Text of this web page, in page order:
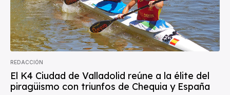
REDACCIÓN
El K4 Ciudad de Valladolid reúne a la élite del
piragüismo con triunfos de Chequia y España